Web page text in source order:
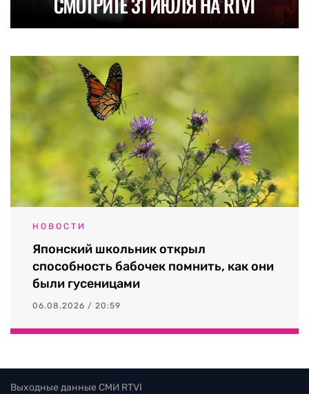
НОВОСТИ
Японский школьник открыл
способность бабочек помнить, как они
были гусеницами
06.08.2026 / 20:59
Выходные данные СМИ RTVI